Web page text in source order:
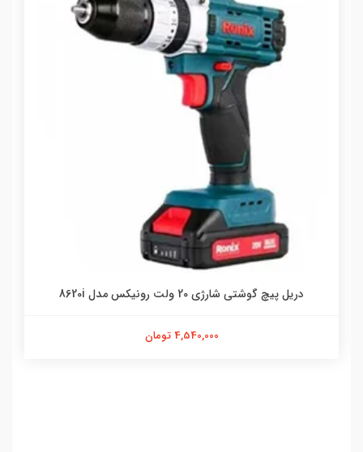
دریل پیچ گوشتی شارژی 20 ولت رونیکس مدل 8620i
4,540,000 تومان